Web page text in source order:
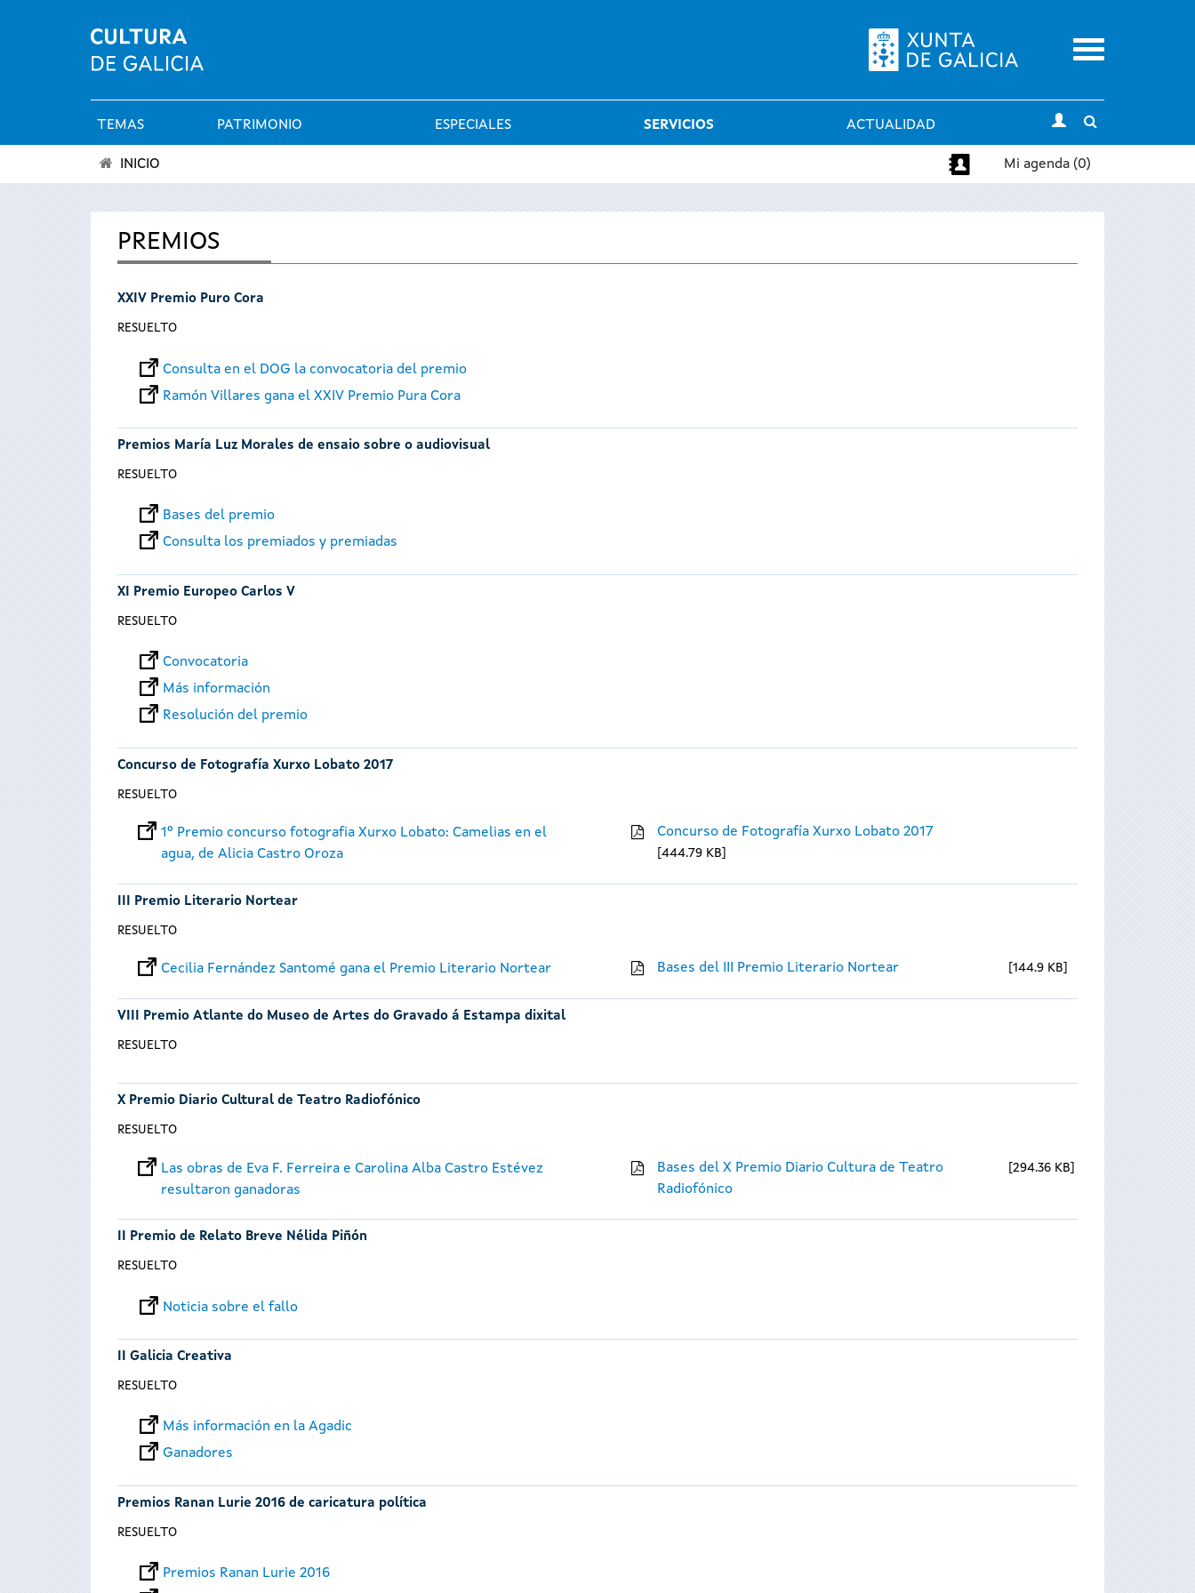
Menu
Menú
principal
TEMAS PATRIMONIO ESPECIALES SERVICIOS ACTUALIDAD
search
encuentra
aquí
INICIO Mi agenda (0)
PREMIOS
XXIV Premio Puro Cora
RESUELTO
Consulta en el DOG la convocatoria del premio
Ramón Villares gana el XXIV Premio Pura Cora
Premios María Luz Morales de ensaio sobre o audiovisual
RESUELTO
Bases del premio
Consulta los premiados y premiadas
XI Premio Europeo Carlos V
RESUELTO
Convocatoria
Más información
Resolución del premio
Concurso de Fotografía Xurxo Lobato 2017
RESUELTO
1º Premio concurso fotografia Xurxo Lobato: Camelias en el
agua, de Alicia Castro Oroza
Concurso de Fotografía Xurxo Lobato 2017
444.79 KB
III Premio Literario Nortear
RESUELTO
Cecilia Fernández Santomé gana el Premio Literario Nortear Bases del III Premio Literario Nortear 144.9 KB
VIII Premio Atlante do Museo de Artes do Gravado á Estampa dixital
RESUELTO
X Premio Diario Cultural de Teatro Radiofónico
RESUELTO
Las obras de Eva F. Ferreira e Carolina Alba Castro Estévez
resultaron ganadoras
Bases del X Premio Diario Cultura de Teatro
Radiofónico
294.36 KB
II Premio de Relato Breve Nélida Piñón
RESUELTO
Noticia sobre el fallo
II Galicia Creativa
RESUELTO
Más información en la Agadic
Ganadores
Premios Ranan Lurie 2016 de caricatura política
RESUELTO
Premios Ranan Lurie 2016